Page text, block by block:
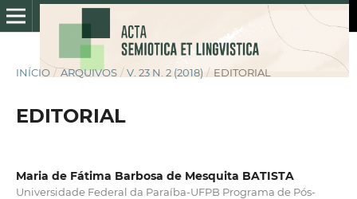
INÍCIO / ARQUIVOS / V. 23 N. 2 (2018) / EDITORIAL
EDITORIAL
Maria de Fátima Barbosa de Mesquita BATISTA
Universidade Federal da Paraíba-UFPB Programa de Pós-